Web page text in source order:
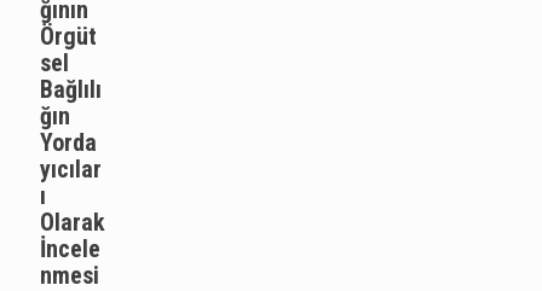
ğının
Örgüt
sel
Bağlılı
ğın
Yorda
yıcılar
ı
Olarak
İncele
nmesi